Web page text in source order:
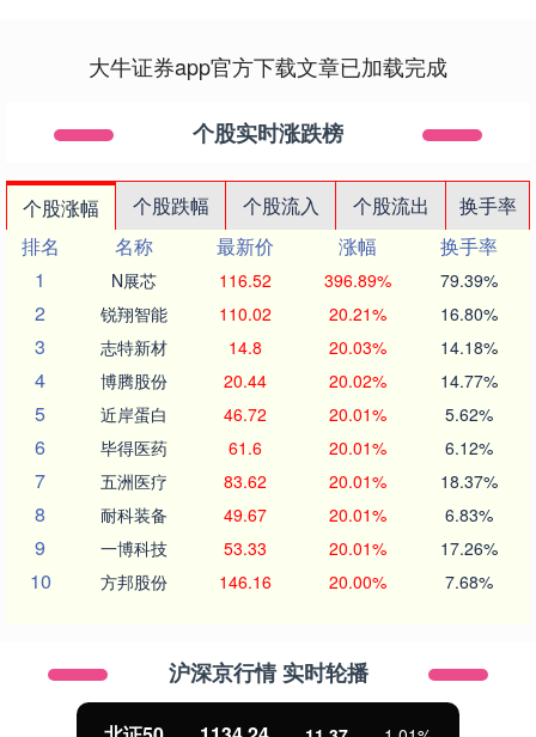
大牛证券app官方下载文章已加载完成
个股实时涨跌榜
个股涨幅 个股跌幅 个股流入 个股流出
换手率
排名
名称 最新价 涨幅
换手率
1
N展芯 116.52 396.89% 79.39%
2 锐翔智能 110.02 20.21% 16.80%
3 志特新材 14.8 20.03% 14.18%
4 博腾股份 20.44 20.02% 14.77%
5 近岸蛋白 46.72 20.01% 5.62%
6 毕得医药 61.6 20.01% 6.12%
7 五洲医疗 83.62 20.01% 18.37%
8 耐科装备 49.67 20.01% 6.83%
9 一博科技 53.33 20.01% 17.26%
10 方邦股份 146.16 20.00% 7.68%
沪深京行情 实时轮播